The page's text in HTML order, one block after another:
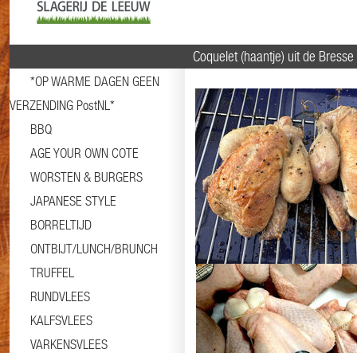
*OP WARME DAGEN GEEN
VERZENDING PostNL*
BBQ
AGE YOUR OWN COTE
WORSTEN & BURGERS
JAPANESE STYLE
BORRELTIJD
ONTBIJT/LUNCH/BRUNCH
TRUFFEL
RUNDVLEES
KALFSVLEES
VARKENSVLEES
Coquelet (haantje) uit de
Informatie Specificaties